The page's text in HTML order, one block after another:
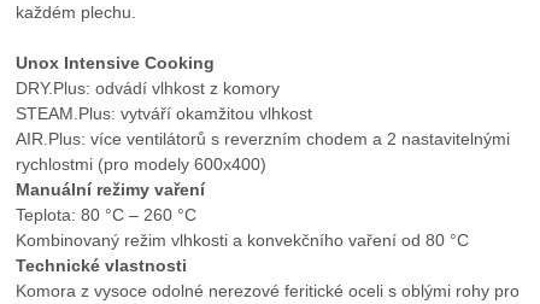
každém plechu.
Unox Intensive Cooking
DRY.Plus: odvádí vlhkost z komory
STEAM.Plus: vytváří okamžitou vlhkost
AIR.Plus: více ventilátorů s reverzním chodem a 2 nastavitelnými
rychlostmi (pro modely 600x400)
Manuální režimy vaření
Teplota: 80 °C – 260 °C
Kombinovaný režim vlhkosti a konvekčního vaření od 80 °C
Technické vlastnosti
Komora z vysoce odolné nerezové feritické oceli s oblými rohy pro